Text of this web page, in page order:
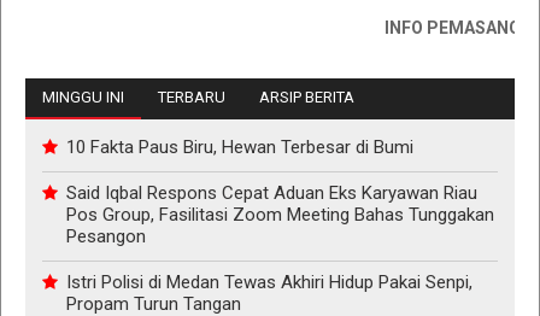
INFO PEMASANGAN
MINGGU INI TERBARU ARSIP BERITA
10 Fakta Paus Biru, Hewan Terbesar di Bumi
Said Iqbal Respons Cepat Aduan Eks Karyawan Riau
Pos Group, Fasilitasi Zoom Meeting Bahas Tunggakan
Pesangon
Istri Polisi di Medan Tewas Akhiri Hidup Pakai Senpi,
Propam Turun Tangan